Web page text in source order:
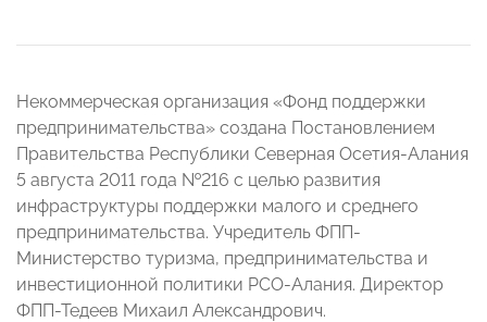
Некоммерческая организация «Фонд поддержки
предпринимательства» создана Постановлением
Правительства Республики Северная Осетия-Алания
5 августа 2011 года №216 с целью развития
инфраструктуры поддержки малого и среднего
предпринимательства. Учредитель ФПП-
Министерство туризма, предпринимательства и
инвестиционной политики РСО-Алания. Директор
ФПП-Тедеев Михаил Александрович.